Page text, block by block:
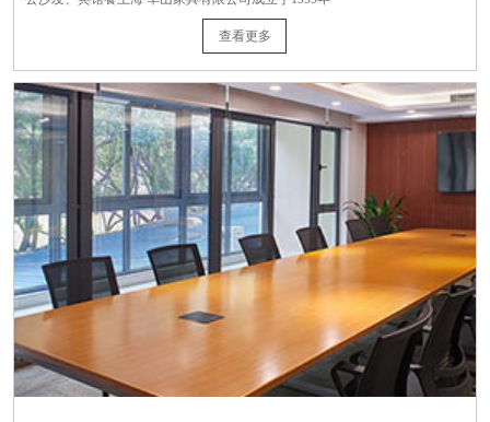
查看更多